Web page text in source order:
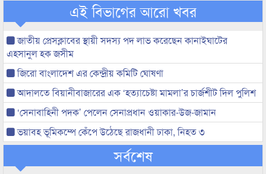
এই বিভাগের আরো খবর
জাতীয় প্রেসক্লাবের স্থায়ী সদস্য পদ লাভ করেছেন কানাইঘাটের
এহসানুল হক জসীম
জিরো বাংলাদেশ এর কেন্দ্রীয় কমিটি ঘোষণা
আদালতে বিয়ানীবাজারের এক ‘হত্যাচেষ্টা মামলা’র চার্জশীট দিল পুলিশ
‘সেনাবাহিনী পদক’ পেলেন সেনাপ্রধান ওয়াকার-উজ-জামান
ভয়াবহ ভূমিকম্পে কেঁপে উঠেছে রাজধানী ঢাকা, নিহত ৩
সর্বশেষ